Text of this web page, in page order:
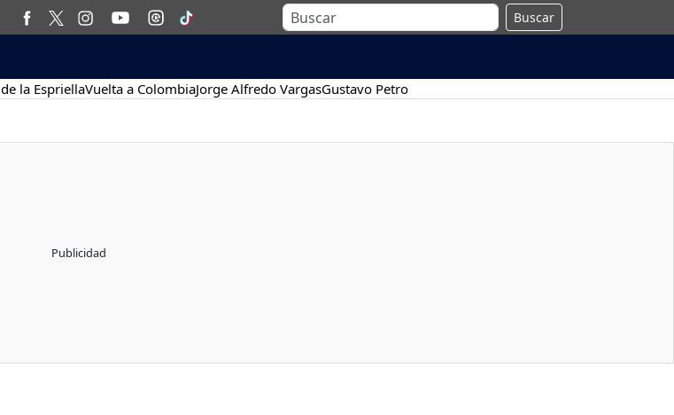
Buscar
la EspriellaVuelta a ColombiaJorge Alfredo VargasGustavo Petro